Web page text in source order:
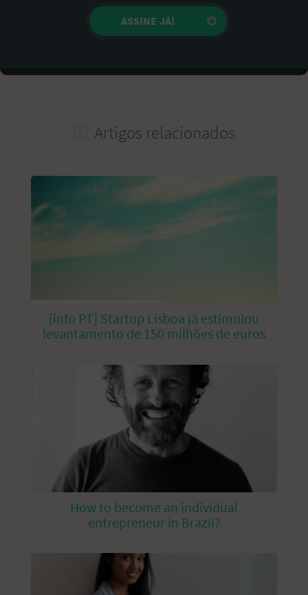
Artigos relacionados
[info PT] Startup Lisboa já estimulou
levantamento de 150 milhões de euros
How to become an individual
entrepreneur in Brazil?